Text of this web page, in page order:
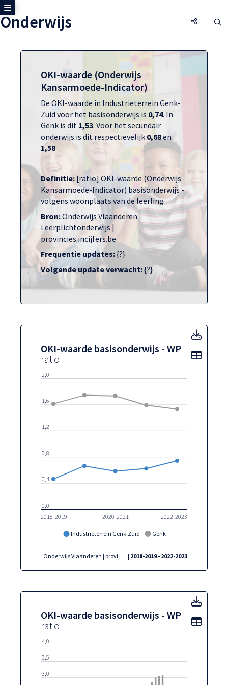
Onderwijs
Toon zijmenu
OKI-waarde (Onderwijs
Kansarmoede-Indicator)
De OKI-waarde in Industrieterrein Genk-
Zuid voor het basisonderwijs is 0,74. In
Genk is dit 1,53. Voor het secundair
onderwijs is dit respectievelijk 0,68en
1,58
Definitie: [ratio] OKI-waarde (Onderwijs
Kansarmoede-Indicator) basisonderwijs -
volgens woonplaats van de leerling
Bron:Onderwijs Vlaanderen -
Leerplichtonderwijs |
provincies.incijfers.be
Frequentie updates:{?}
Volgende update verwacht:{?}
OKI-waarde basisonderwijs - WP
ratio
Industrieterrein Genk-Zuid Genk
2018-2019 2020-2021 2022-2023
0,0
0,4
0,8
1,2
1,6
2,0
Onderwijs Vlaanderen | provincies.incijfers.be | 2018-2019 - 2022-2023
OKI-
Toon
OKI-waarde basisonderwijs - WP
ratio
3,0
3,5
4,0
OKI-
Toon